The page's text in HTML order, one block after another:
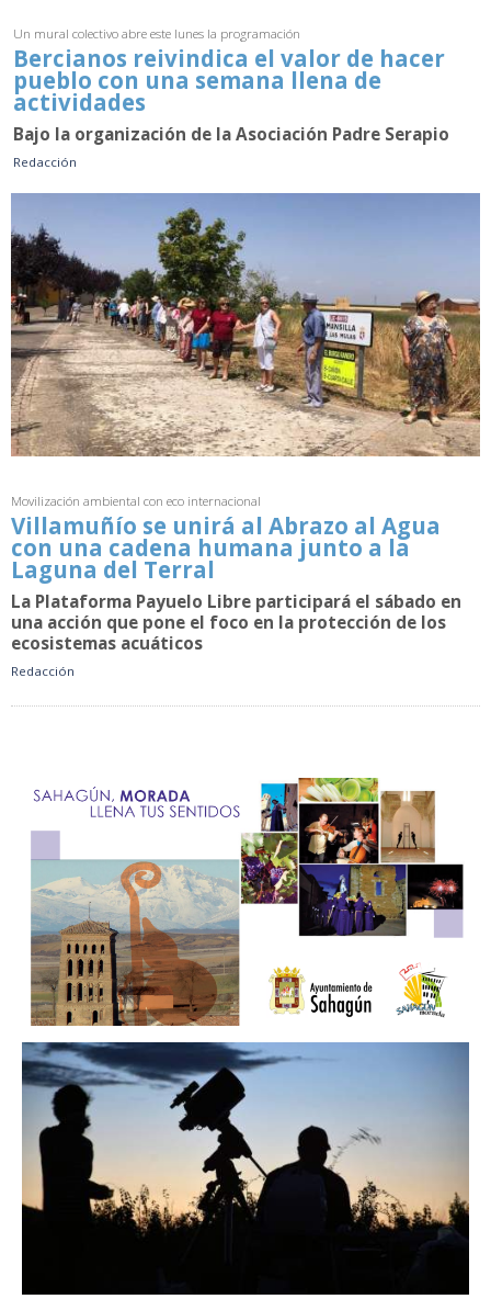
Un mural colectivo abre este lunes la programación
Bercianos reivindica el valor de hacer
pueblo con una semana llena de
actividades
Bajo la organización de la Asociación Padre Serapio
Redacción
Movilización ambiental con eco internacional
Villamuñío se unirá al Abrazo al Agua
con una cadena humana junto a la
Laguna del Terral
La Plataforma Payuelo Libre participará el sábado en
una acción que pone el foco en la protección de los
ecosistemas acuáticos
Redacción